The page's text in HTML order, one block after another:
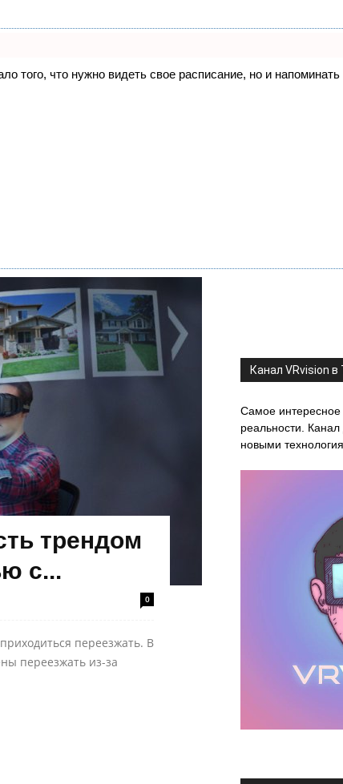
того, что нужно видеть свое расписание, но и
трендом
с...
0
переезжать. В
переезжать из-за
Канал VRvision в
Самое интересное
реальности. Канал
новыми